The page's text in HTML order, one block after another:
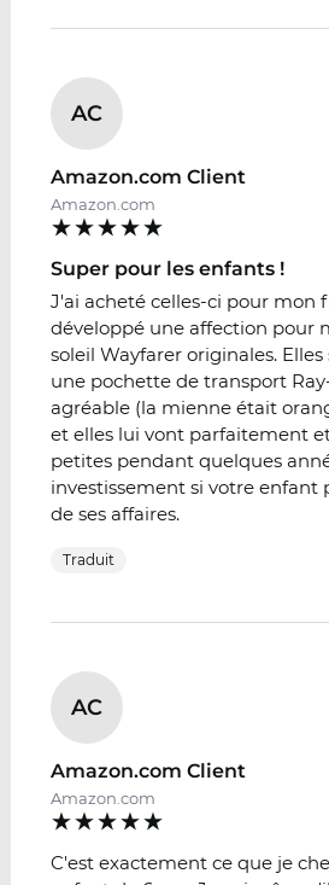
AC
Amazon.com Client
Amazon.com
Super pour les enfants !
J'ai acheté celles-ci pour mon
développé une affection pour
soleil Wayfarer originales.
une pochette de transport
agréable (la mienne était
et elles lui vont parfaitement
petites pendant quelques
investissement si votre enfant
de ses affaires.
Traduit
AC
Amazon.com Client
Amazon.com
C'est exactement ce que je